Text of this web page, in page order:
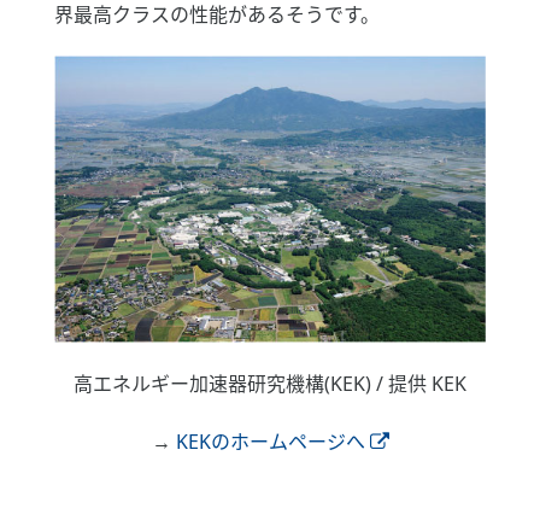
界最高クラスの性能があるそうです。
高エネルギー加速器研究機構(KEK) / 提供 KEK
→ KEKのホームページへ